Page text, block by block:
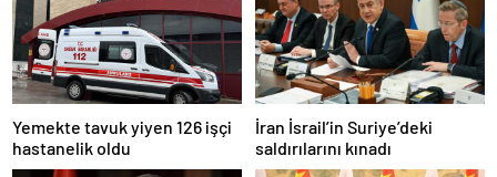
Yemekte tavuk yiyen 126 işçi
hastanelik oldu
İran İsrail’in Suriye’deki
saldırılarını kınadı